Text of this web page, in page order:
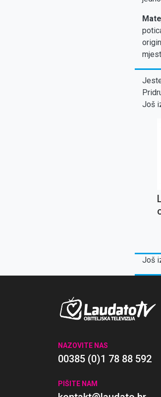
Još
Još
NAZOVITE NAS
00385 (0)1 78 88 592
PIŠITE NAM